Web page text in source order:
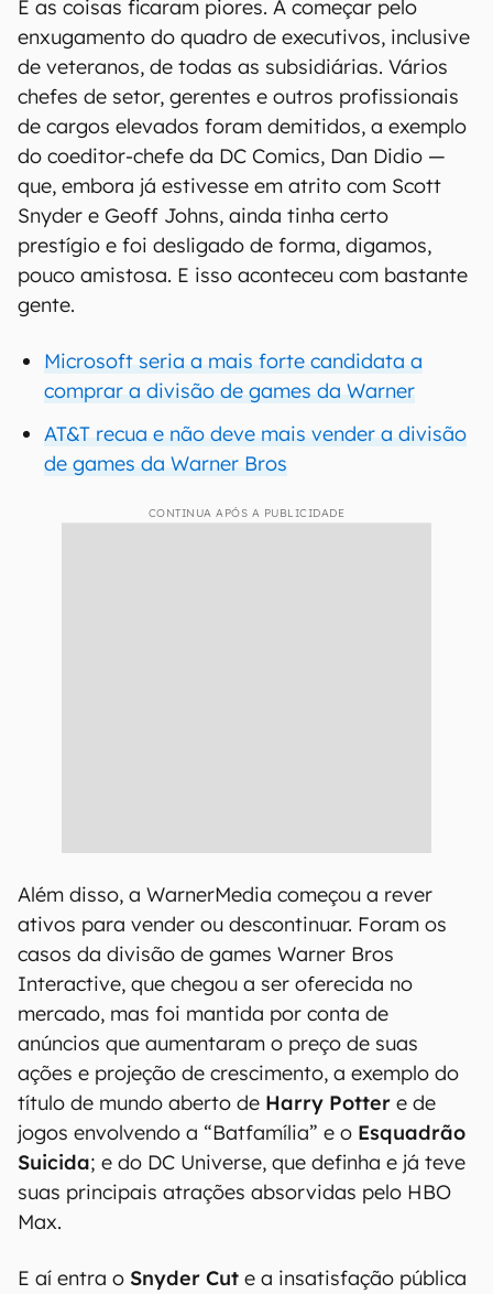
E as coisas ficaram piores. A começar pelo
enxugamento do quadro de executivos, inclusive
de veteranos, de todas as subsidiárias. Vários
chefes de setor, gerentes e outros profissionais
de cargos elevados foram demitidos, a exemplo
do coeditor-chefe da DC Comics, Dan Didio —
que, embora já estivesse em atrito com Scott
Snyder e Geoff Johns, ainda tinha certo
prestígio e foi desligado de forma, digamos,
pouco amistosa. E isso aconteceu com bastante
gente.
Microsoft seria a mais forte candidata a
comprar a divisão de games da Warner
AT&T recua e não deve mais vender a divisão
de games da Warner Bros
CONTINUA APÓS A PUBLICIDADE
Além disso, a WarnerMedia começou a rever
ativos para vender ou descontinuar. Foram os
casos da divisão de games Warner Bros
Interactive, que chegou a ser oferecida no
mercado, mas foi mantida por conta de
anúncios que aumentaram o preço de suas
ações e projeção de crescimento, a exemplo do
título de mundo aberto de Harry Potter e de
jogos envolvendo a “Batfamília” e o Esquadrão
Suicida; e do DC Universe, que definha e já teve
suas principais atrações absorvidas pelo HBO
Max.
E aí entra o Snyder Cut e a insatisfação pública